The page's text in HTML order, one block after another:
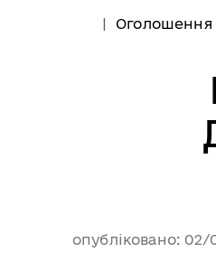
Оголошення
опубліковано: 02/